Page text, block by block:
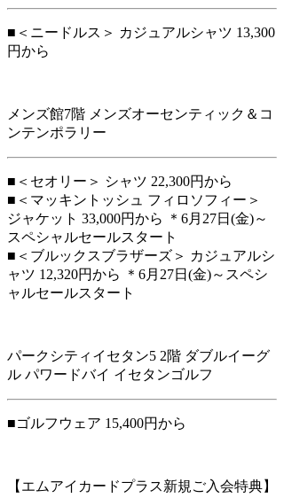
■＜ニードルス＞ カジュアルシャツ 13,300
円から
メンズ館7階 メンズオーセンティック＆コ
ンテンポラリー
■＜セオリー＞ シャツ 22,300円から
■＜マッキントッシュ フィロソフィー＞
ジャケット 33,000円から ＊6月27日(金)～
スペシャルセールスタート
■＜ブルックスブラザーズ＞ カジュアルシ
ャツ 12,320円から ＊6月27日(金)～スペシ
ャルセールスタート
パークシティイセタン5 2階 ダブルイーグ
ル パワードバイ イセタンゴルフ
■ゴルフウェア 15,400円から
【エムアイカードプラス新規ご入会特典】